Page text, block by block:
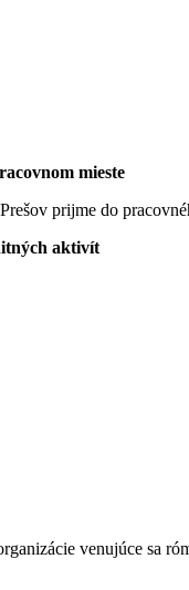
mieste
prijme do
aktivít
venujúce sa